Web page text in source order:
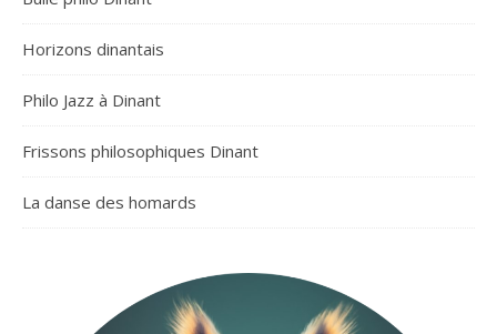
Horizons dinantais
Philo Jazz à Dinant
Frissons philosophiques Dinant
La danse des homards